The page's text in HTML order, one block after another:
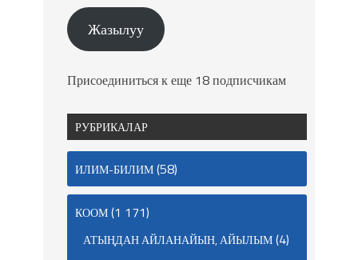
Жазылуу
Присоединиться к еще 18 подписчикам
РУБРИКАЛАР
ИЛИМ-БИЛИМ(58)
КООМ(1 171)
АТЫҢДАН АЙЛАНАЙЫН, АЙЫЛЫМ(4)